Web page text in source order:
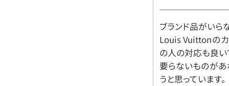
ブランド品がいら
Louis Vuittonの
の人の対応も良い
要らないものがあ
うと思っています。